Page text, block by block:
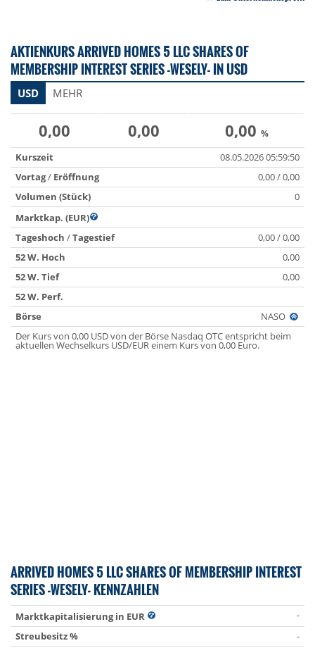
AKTIENKURS ARRIVED HOMES 5 LLC SHARES OF
MEMBERSHIP INTEREST SERIES -WESELY- IN USD
USD MEHR
0,00 0,00 0,00 %
Kurszeit
08.05.2026 05:59:50
Vortag/ Eröffnung
0,00 / 0,00
Volumen (Stück)
0
Marktkap. (EUR)
Tageshoch /Tagestief
0,00 / 0,00
52 W. Hoch
0,00
52 W. Tief
0,00
52 W. Perf.
Börse
NASO
Der Kurs von 0,00 USD von der Börse Nasdaq OTC entspricht beim
aktuellen Wechselkurs USD/EUR einem Kurs von 0,00 Euro.
ARRIVED HOMES 5 LLC SHARES OF MEMBERSHIP INTEREST
SERIES -WESELY- KENNZAHLEN
Marktkapitalisierung in EUR
-
Streubesitz %
-